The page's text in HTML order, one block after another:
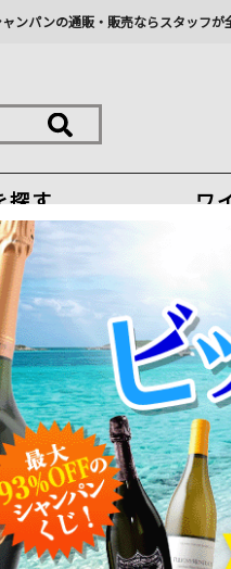
ャンパンの通販・販売ならスタッフ
探す ワ
最新
震の影響により九州へ
> ワインバッグ通販 > 麻ワイン
ワイ
麻ワ
商品番
4